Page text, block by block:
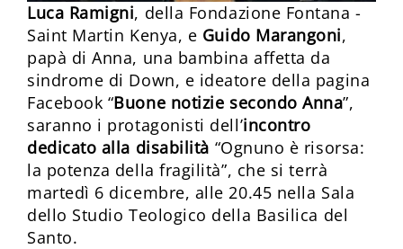
Luca Ramigni, della Fondazione Fontana -
Saint Martin Kenya, e Guido Marangoni,
papà di Anna, una bambina affetta da
sindrome di Down, e ideatore della pagina
Facebook “Buone notizie secondo Anna”,
saranno i protagonisti dell’incontro
dedicato alla disabilità “Ognuno è risorsa:
la potenza della fragilità”, che si terrà
martedì 6 dicembre, alle 20.45 nella Sala
dello Studio Teologico della Basilica del
Santo.